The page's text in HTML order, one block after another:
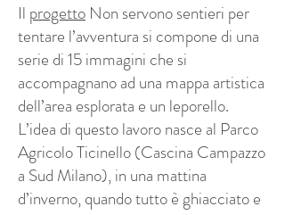
Il progetto Non servono sentieri per
tentare l’avventura si compone di una
serie di 15 immagini che si
accompagnano ad una mappa artistica
dell’area esplorata e un leporello.
L’idea di questo lavoro nasce al Parco
Agricolo Ticinello (Cascina Campazzo
a Sud Milano), in una mattina
d’inverno, quando tutto è ghiacciato e